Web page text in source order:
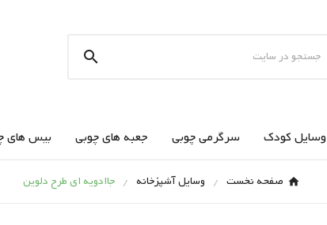

وسایل کودک سرگرمی چوبی جعبه های چوبی بیس های
صفحه نخست وسایل آشپزخانه جاادویه ای طرح دلوین